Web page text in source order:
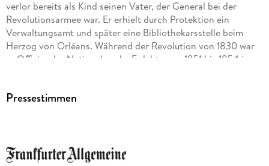
verlor bereits als Kind seinen Vater, der General bei der
Revolutionsarmee war. Er erhielt durch Protektion ein
Verwaltungsamt und später eine Bibliothekarsstelle beim
Herzog von Orléans. Während der Revolution von 1830 war
er Offizier der Nationalgarde. Er lebte von 1851 bis 1854 im
er vor allem durch seine Historienromane wie
oder Der
Pressestimmen